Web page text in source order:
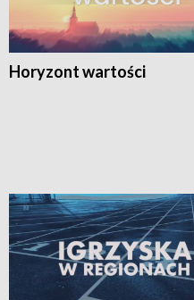
Horyzont wartości